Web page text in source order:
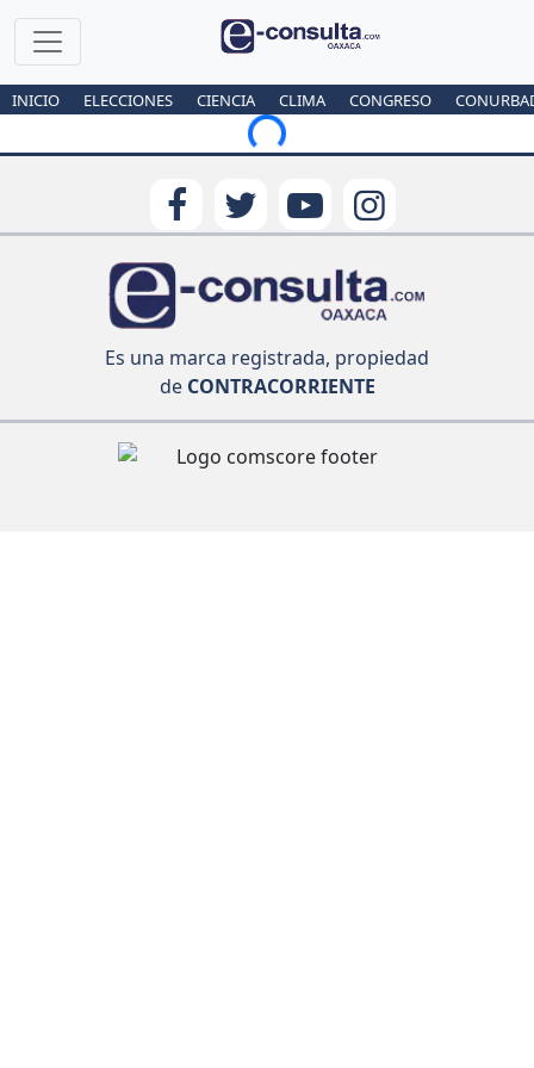
INICIO ELECCIONES CIENCIA CLIMA CONGRESO
Loading...
Es una marca registrada, propiedad
deCONTRACORRIENTE